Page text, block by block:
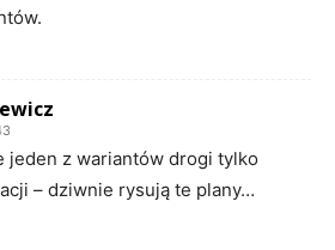
jeden z wariantów drogi tylko
– dziwnie rysują te plany…